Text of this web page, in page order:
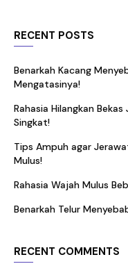
RECENT POSTS
Benarkah Kacang
Mengatasinya!
Rahasia Hilangkan
Singkat!
Tips Ampuh agar
Mulus!
Rahasia Wajah Mulus
Benarkah Telur
RECENT COMMENTS